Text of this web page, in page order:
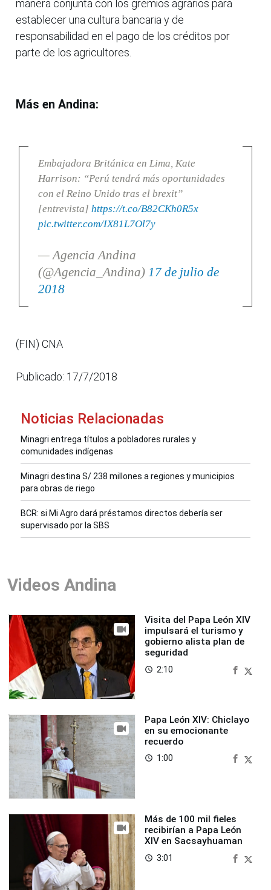
manera conjunta con los gremios agrarios para
establecer una cultura bancaria y de
responsabilidad en el pago de los créditos por
parte de los agricultores.
Más en Andina:
Embajadora Británica en Lima, Kate
Harrison: “Perú tendrá más oportunidades
con el Reino Unido tras el brexit”
[entrevista] https://t.co/B82CKh0R5x
pic.twitter.com/IX81L7Ol7y
— Agencia Andina
(@Agencia_Andina) 17 de julio de
2018
(FIN) CNA
Publicado: 17/7/2018
Noticias Relacionadas
Minagri entrega títulos a pobladores rurales y
comunidades indígenas
Minagri destina S/ 238 millones a regiones y municipios
para obras de riego
BCR: si Mi Agro dará préstamos directos debería ser
supervisado por la SBS
Videos Andina
Visita del Papa León XIV
impulsará el turismo y
gobierno alista plan de
seguridad
access_time 2:10
Papa León XIV: Chiclayo
en su emocionante
recuerdo
access_time 1:00
Más de 100 mil fieles
recibirían a Papa León
XIV en Sacsayhuaman
access_time 3:01